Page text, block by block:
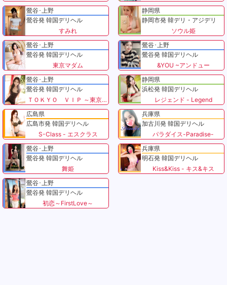
鶯谷･上野
鶯谷発 韓国デリヘル
すみれ
静岡県
静岡市発 韓デリ・アジデリ
ソウル姫
鶯谷･上野
鶯谷発 韓国デリヘル
東京マダム
鶯谷･上野
鶯谷発 韓国デリヘル
&YOU ~アンドュー
鶯谷･上野
鶯谷発 韓国デリヘル
ＴＯＫＹＯ ＶＩＰ ～東京VIP～
静岡県
浜松発 韓国デリヘル
レジェンド - Legend
広島県
広島市発 韓国デリヘル
S-Class - エスクラス
兵庫県
加古川発 韓国デリヘル
パラダイス-Paradise-
鶯谷･上野
鶯谷発 韓国デリヘル
舞姫
兵庫県
明石発 韓国デリヘル
Kiss&Kiss - キス&キス
鶯谷･上野
鶯谷発 韓国デリヘル
初恋～FirstLove～